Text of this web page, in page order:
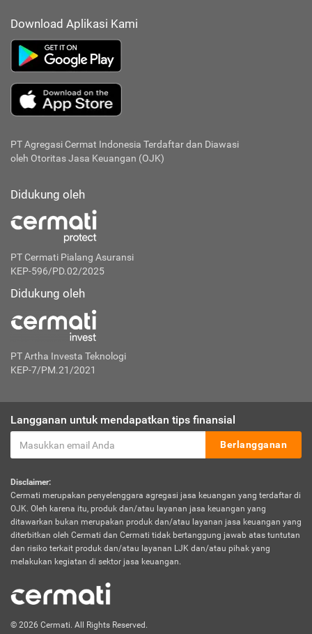
Download Aplikasi Kami
PT Agregasi Cermat Indonesia Terdaftar dan Diawasi
oleh Otoritas Jasa Keuangan (OJK)
Didukung oleh
PT Cermati Pialang Asuransi
KEP-596/PD.02/2025
Didukung oleh
PT Artha Investa Teknologi
KEP-7/PM.21/2021
Langganan untuk mendapatkan tips finansial
Berlangganan
Disclaimer:
Cermati merupakan penyelenggara agregasi jasa keuangan yang terdaftar di
OJK. Oleh karena itu, produk dan/atau layanan jasa keuangan yang
ditawarkan bukan merupakan produk dan/atau layanan jasa keuangan yang
diterbitkan oleh Cermati dan Cermati tidak bertanggung jawab atas tuntutan
dan risiko terkait produk dan/atau layanan LJK dan/atau pihak yang
melakukan kegiatan di sektor jasa keuangan.
© 2026 Cermati. All Rights Reserved.